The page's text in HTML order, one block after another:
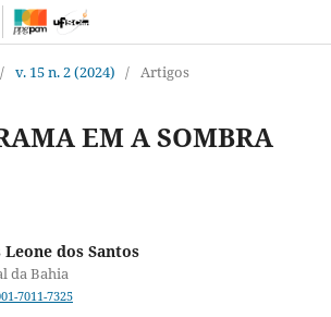
/ v. 15 n. 2 (2024) / Artigos
EM A SOMBRA
dos Santos
da Bahia
7011-7325